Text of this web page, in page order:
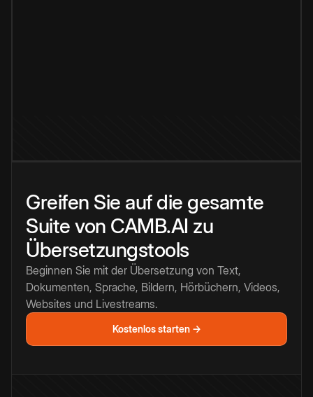
Greifen Sie auf die gesamte
Suite von CAMB.AI zu
Übersetzungstools
Beginnen Sie mit der Übersetzung von Text,
Dokumenten, Sprache, Bildern, Hörbüchern, Videos,
Websites und Livestreams.
Kostenlos starten →